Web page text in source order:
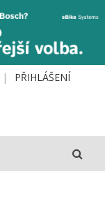
PŘIHLÁŠENÍ